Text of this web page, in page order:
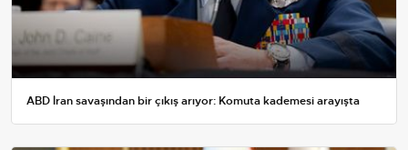
ABD İran savaşından bir çıkış arıyor: Komuta kademesi arayışta